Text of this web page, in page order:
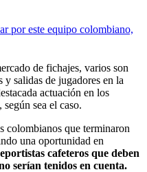
por este equipo colombiano,
de fichajes, varios son
y salidas de jugadores en la
actuación en los
sea el caso.
colombianos que terminaron
una oportunidad en
cafeteros que deben
serían tenidos en cuenta.